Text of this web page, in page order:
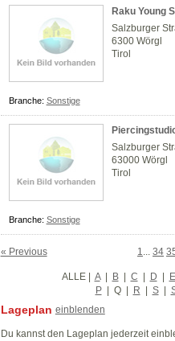
Raku Young
Salzburger
6300 Wörgl
Tirol
Branche: Sonstige
Salzburger
63000 Wörgl
Tirol
Branche: Sonstige
« Previous 1 34
ALLE| A | B | C | D | E
P | Q | R | S |
Lageplan einblenden
Du kannst den Lageplan jederzeit